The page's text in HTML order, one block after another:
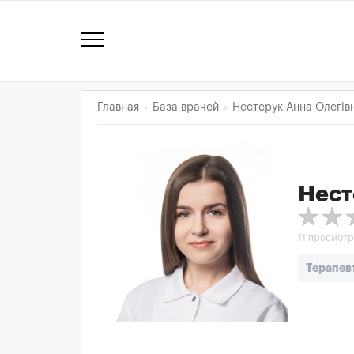
Главная База врачей Нестерук Анна
11